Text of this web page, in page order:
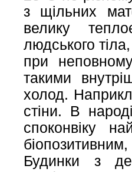
з щільних
велику
людського
при
такими
холод.
стіни. В
споконвіку
Будинки з